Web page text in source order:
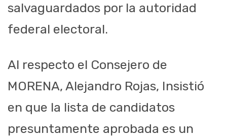
salvaguardados por la autoridad
federal electoral.
Al respecto el Consejero de
MORENA, Alejandro Rojas, Insistió
en que la lista de candidatos
presuntamente aprobada es un